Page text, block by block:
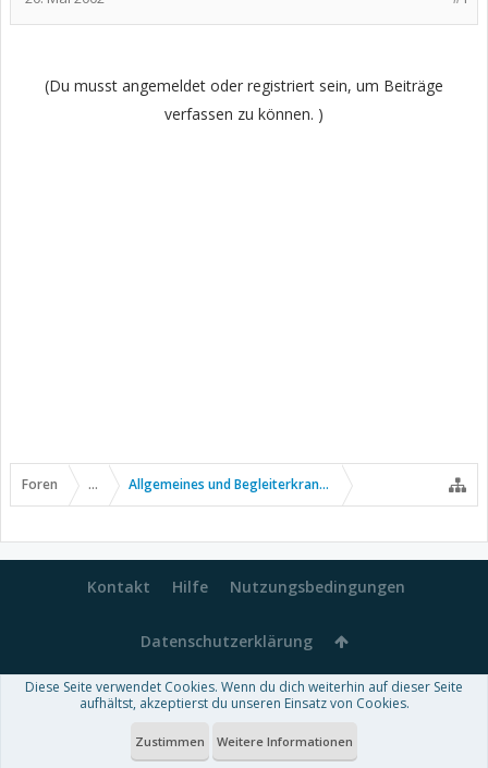
(Du musst angemeldet oder registriert sein, um Beiträge
verfassen zu können. )
Foren ... Allgemeines und Begleiterkrankungen
Kontakt Hilfe Nutzungsbedingungen
Datenschutzerklärung
Forum software by XenForo™-Deutsch von xenDach
Theme designed byThemeHouse
Diese Seite verwendet Cookies. Wenn du dich weiterhin auf dieser Seite
aufhältst, akzeptierst du unseren Einsatz von Cookies.
Zustimmen Weitere Informationen